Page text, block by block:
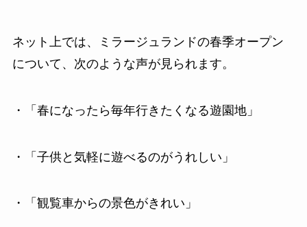
ネット上では、ミラージュランドの春季オープン
について、次のような声が見られます。
・「春になったら毎年行きたくなる遊園地」
・「子供と気軽に遊べるのがうれしい」
・「観覧車からの景色がきれい」